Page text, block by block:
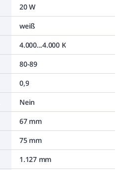
20 W
weiß
4.000...4.000 K
80-89
0,9
Nein
67 mm
75 mm
1.127 mm